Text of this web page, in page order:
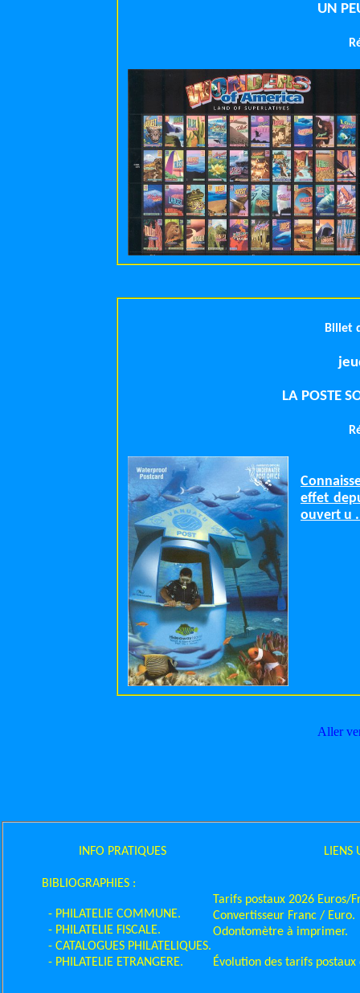
UN
Billet
LA POSTE
effet
ouvert u
Aller
INFO PRATIQUES
BIBLIOGRAPHIES :
- PHILATELIE COMMUNE.
- PHILATELIE FISCALE.
- CATALOGUES PHILATELIQUES.
- PHILATELIE ETRANGERE.
LIENS
Tarifs postaux 2026 Euros/
Convertisseur Franc / Euro.
Odontomètre à imprimer.
Évolution des tarifs postaux